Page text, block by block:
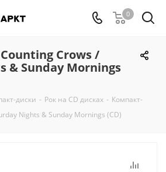
0
Crows /
& Sunday Mornings
диски - Рок на CD дисках - Компакт-
Nights & Sunday Mornings (CD)